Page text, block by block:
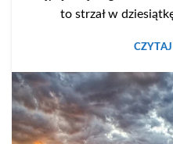
to strzał w